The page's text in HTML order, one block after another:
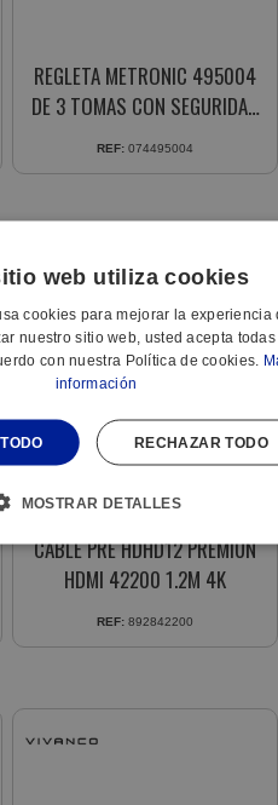
REGLETA METRONIC 495004
DE 3 TOMAS CON SEGURIDAD
1.5M BLANCA
REF: 074495004
CABLE PRE HDHD12 PREMIUN
HDMI 42200 1.2M 4K
REF: 892842200
web utiliza cookies
cookies para mejorar la experiencia
nuestro sitio web, usted acepta
con nuestra Política de cookies.
información
RECHAZAR TODO
MOSTRAR DETALLES